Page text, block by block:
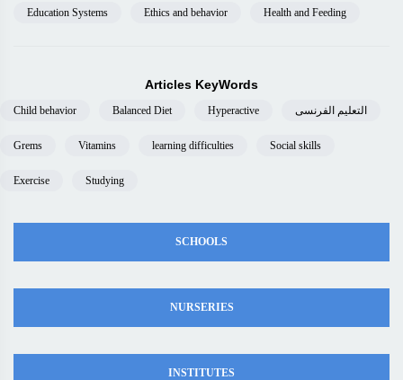
Education Systems Ethics and behavior Health and Feeding
Articles KeyWords
Child behavior Balanced Diet Hyperactive التعليم الفرنسى
Grems Vitamins learning difficulties Social skills
Exercise Studying
SCHOOLS
NURSERIES
INSTITUTES